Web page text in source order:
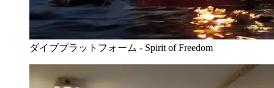
ダイブプラットフォーム - Spirit of Freedom